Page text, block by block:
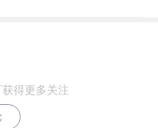
得更多关注